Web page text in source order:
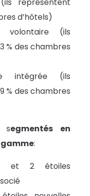
d’hôtels)
volontaire (ils
% des chambres
intégrée (ils
% des chambres
segmentés en
:
1 et 2 étoiles